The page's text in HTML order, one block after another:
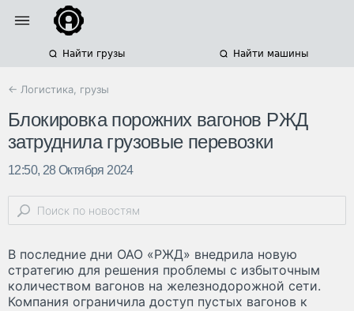
Найти грузы Найти машины
← Логистика, грузы
Блокировка порожних вагонов РЖД
затруднила грузовые перевозки
12:50, 28 Октября 2024
В последние дни ОАО «РЖД» внедрила новую
стратегию для решения проблемы с избыточным
количеством вагонов на железнодорожной сети.
Компания ограничила доступ пустых вагонов к